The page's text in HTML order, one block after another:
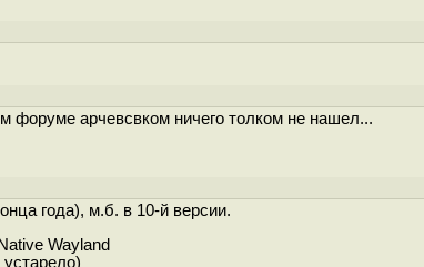
форуме арчевсвком ничего толком не нашел...
года), м.б. в 10-й версии.
Wayland